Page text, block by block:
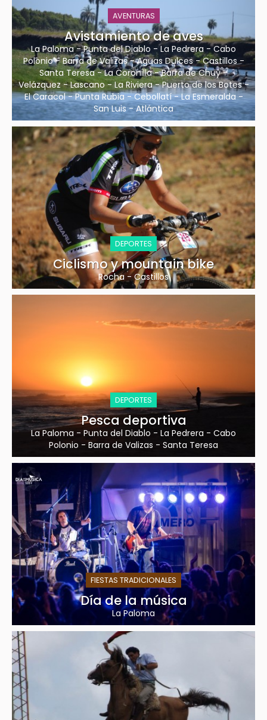
AVENTURAS
Avistamiento de aves
La Paloma-Punta del Diablo -La Pedrera-Cabo
Polonio-Barra de Valizas-Aguas Dulces-Castillos-
Santa Teresa-La Coronilla-Barra de Chuy-
Velázquez-Lascano-La Riviera-Puerto de los Botes-
El Caracol-Punta Rubia-Cebollatí-La Esmeralda-
San Luis-Atlántica
DEPORTES
Ciclismo y mountain bike
Rocha-Castillos
DEPORTES
Pesca deportiva
La Paloma - Punta del Diablo - La Pedrera - Cabo
Polonio - Barra de Valizas - Santa Teresa
FIESTAS TRADICIONALES
Día de la música
La Paloma